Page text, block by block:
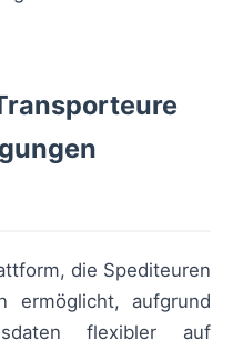
die Spediteuren
ermöglicht, aufgrund
flexibler auf